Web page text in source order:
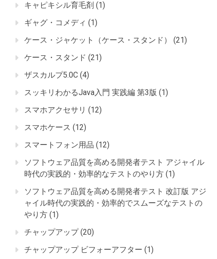
キャピキシル育毛剤 (1)
ギャグ・コメディ (1)
ケース・ジャケット（ケース・スタンド）
(21)
ケース・スタンド (21)
ザスカルプ5.0C (4)
スッキリわかるJava入門 実践編 第3版 (1)
スマホアクセサリ (12)
スマホケース (12)
スマートフォン用品 (12)
ソフトウェア品質を高める開発者テスト アジャイル
時代の実践的・効率的なテストのやり方 (1)
ソフトウェア品質を高める開発者テスト 改訂版 アジ
ャイル時代の実践的・効率的でスムーズなテストの
やり方 (1)
チャップアップ(20)
チャップアップ ビフォーアフター (1)